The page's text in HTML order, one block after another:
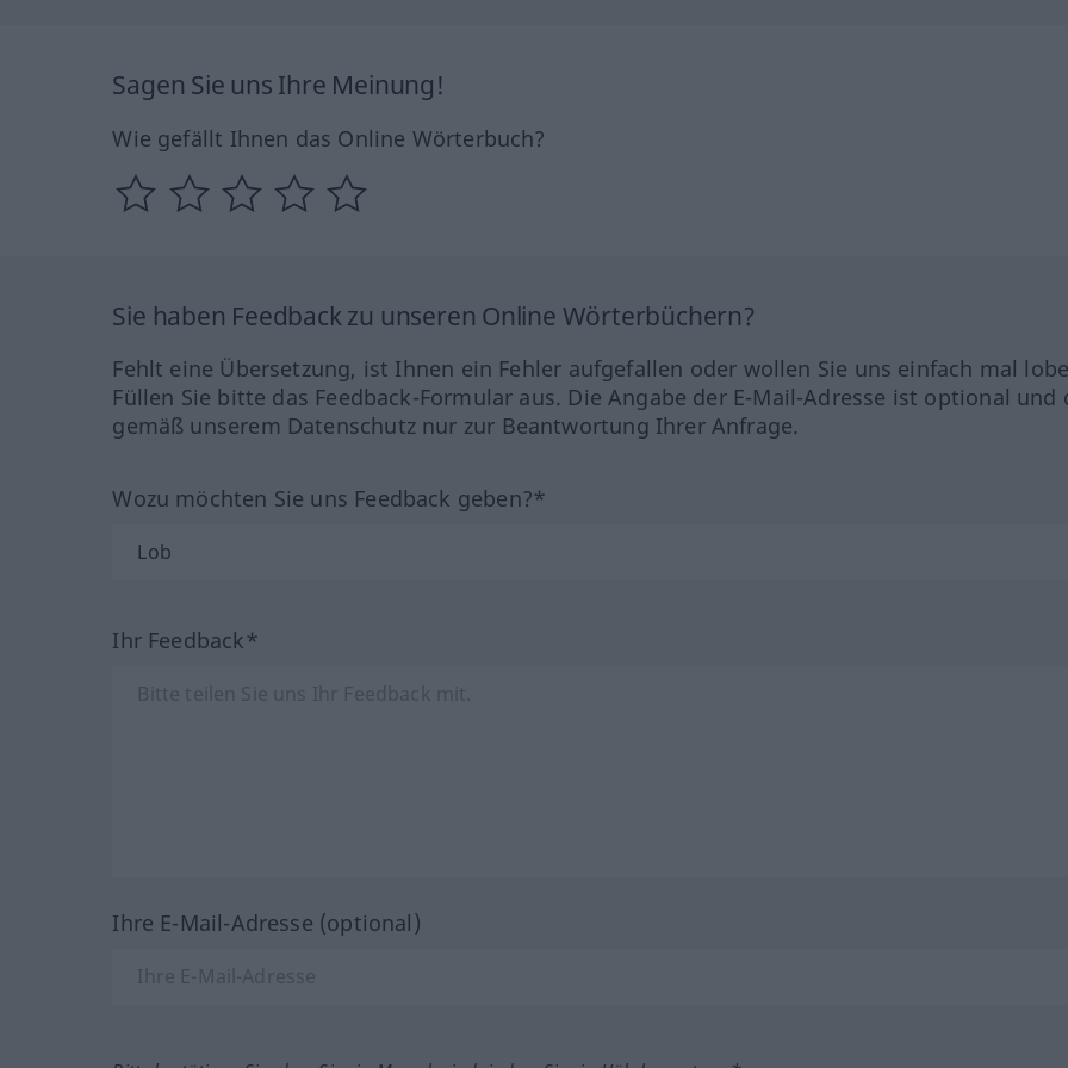
Sagen Sie uns Ihre Meinung!
Wie gefällt Ihnen das Online Wörterbuch?
Sie haben Feedback zu unseren Online Wörterbüchern?
Fehlt eine Übersetzung, ist Ihnen ein Fehler aufgefallen oder wollen Sie uns einfach mal
Füllen Sie bitte das Feedback-Formular aus. Die Angabe der E-Mail-Adresse ist optional und
gemäß unserem Datenschutz nur zur Beantwortung Ihrer Anfrage.
Wozu möchten Sie uns Feedback geben?*
Ihr Feedback*
Ihre E-Mail-Adresse (optional)